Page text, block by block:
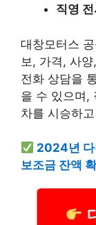
직영
대창모터스
보, 가격, 사
전화 상담을
을 수 있으며,
차를 시승하
2024년 다
보조금 잔액